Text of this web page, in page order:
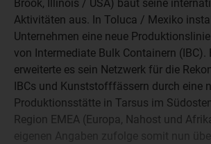
Brook, Illinois / USA) baut seine
Aktivitäten aus. In Toluca / Mexiko
Unternehmen eine neue
von Intermediate Bulk Containern (IBC).
erweiterte es sein Netzwerk für die
IBCs und Kunststofffässern durch eine
Produktionsstätte in Tarsus im
Region EMEA (Europa, Nahost und
eigenen Angaben zufolge somit nun